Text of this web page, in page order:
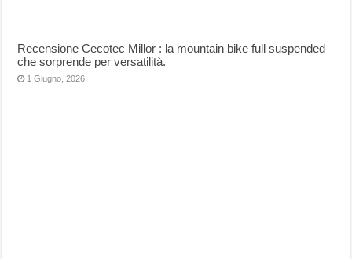
Recensione Cecotec Millor : la mountain bike full suspended
che sorprende per versatilità.
1 Giugno, 2026